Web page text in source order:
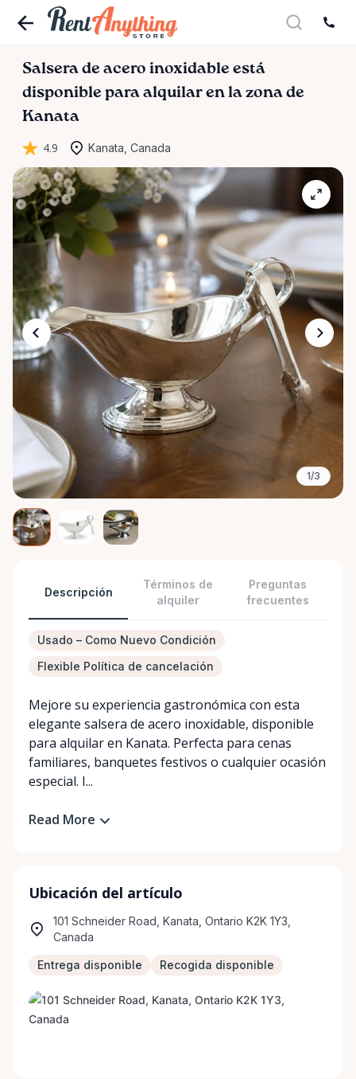
Salsera de acero inoxidable está
disponible para alquilar en la zona de
Kanata
4.9 Kanata, Canada
1/3
Descripción
Términos de
alquiler
Preguntas
frecuentes
Usado – Como Nuevo Condición
Flexible Política de cancelación
Mejore su experiencia gastronómica con esta
elegante salsera de acero inoxidable, disponible
para alquilar en Kanata. Perfecta para cenas
familiares, banquetes festivos o cualquier ocasión
especial. I...
Read More
Ubicación del artículo
101 Schneider Road, Kanata, Ontario K2K 1Y3,
Canada
Entrega disponible Recogida disponible